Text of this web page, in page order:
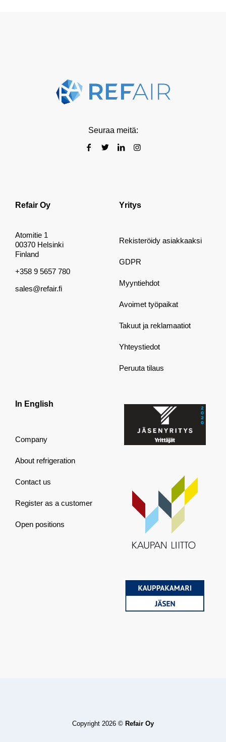
Seuraa meitä:
Refair Oy
Atomitie 1
00370 Helsinki
Finland
+358 9 5657 780
sales@refair.fi
Yritys
Rekisteröidy asiakkaaksi
GDPR
Myyntiehdot
Avoimet työpaikat
Takuut ja reklamaatiot
Yhteystiedot
Peruuta tilaus
In English
Company
About refrigeration
Contact us
Register as a customer
Open positions
Copyright 2026 © Refair Oy